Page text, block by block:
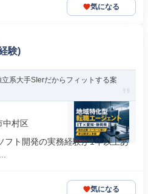
気になる
験)
系大手SIerだからフィットする案
中村区
フト開発の実務経験が1年以上あ
気になる